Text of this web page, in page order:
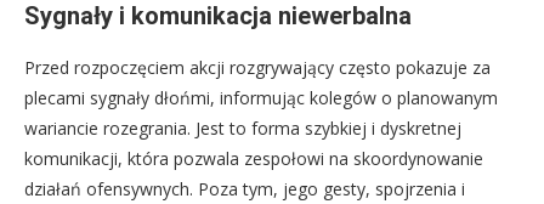
Sygnały i komunikacja niewerbalna
Przed rozpoczęciem akcji rozgrywający często pokazuje za
plecami sygnały dłońmi, informując kolegów o planowanym
wariancie rozegrania. Jest to forma szybkiej i dyskretnej
komunikacji, która pozwala zespołowi na skoordynowanie
działań ofensywnych. Poza tym, jego gesty, spojrzenia i